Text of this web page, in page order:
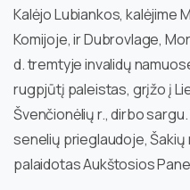
Kalėjo Lubiankos, kalėjime
Komijoje, ir Dubrovlage,
d. tremtyje invalidų
rugpjūtį paleistas, grįžo į
Švenčionėlių r., dirbo
senelių prieglaudoje, Šakių
palaidotas Aukštosios